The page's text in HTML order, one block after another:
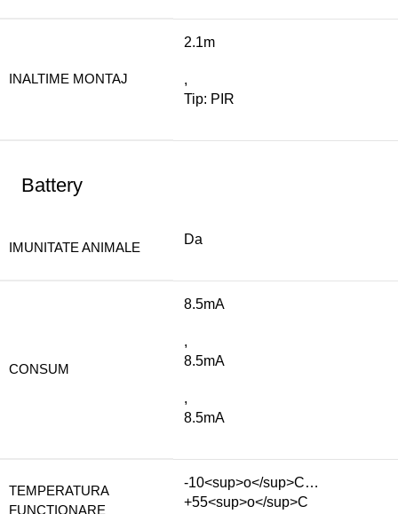
INALTIME MONTAJ
2.1m
,
Tip: PIR
Battery
IMUNITATE ANIMALE
Da
CONSUM
8.5mA
,
8.5mA
,
8.5mA
TEMPERATURA
FUNCTIONARE
-10<sup>o</sup>C…
+55<sup>o</sup>C